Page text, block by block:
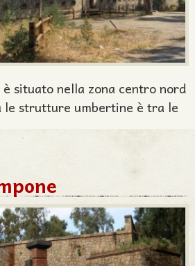
situato nella zona centro nord
strutture umbertine è tra le